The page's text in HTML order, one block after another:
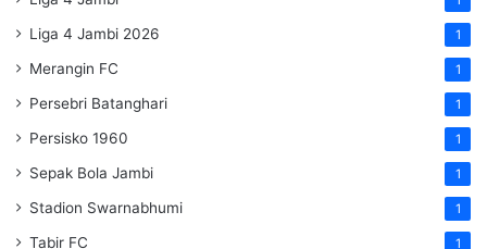
Liga 4 Jambi 2026 1
Merangin FC 1
Persebri Batanghari 1
Persisko 1960 1
Sepak Bola Jambi 1
Stadion Swarnabhumi 1
Tabir FC 1